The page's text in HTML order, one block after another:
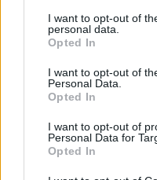
not limited to your visit or
grant or deny consent to
use your data for below
consent section.
I want to opt-out of
personal data.
Opted In
I want to opt-out of
Personal Data.
Opted In
I want to opt-out of
Personal Data for
Opted In
Η εκδήλωση στη
στο ανθρωποειδές
επίσης συστήματα
χρησιμοποιούν οπτική
καταδεικνύει μια
πλευρά του PLA: τα
επιθετικές ενέργειες,